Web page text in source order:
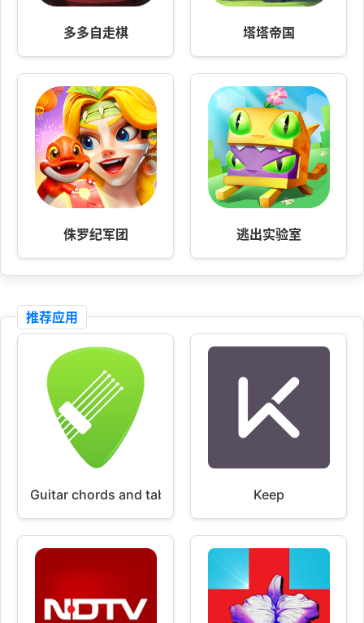
多多自走棋 塔塔帝国
侏罗纪军团 逃出实验室
推荐应用
Guitar chords and tabs Keep